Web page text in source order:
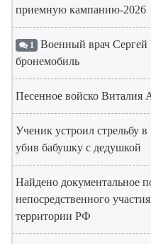
приемную кампанию-2026
1 Военный врач Сергей
бронемобиль
Песенное войско Виталия
Ученик устроил стрельбу
убив бабушку с дедушкой
Найдено документальное
непосредственного
территории РФ